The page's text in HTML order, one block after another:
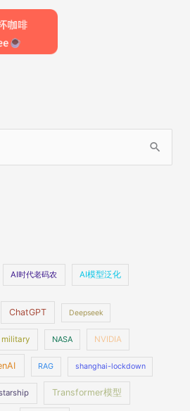
AI时代老码农 AI模型泛化
ChatGPT Deepseek
military NASA NVIDIA
RAG shanghai-lockdown
Transformer模型